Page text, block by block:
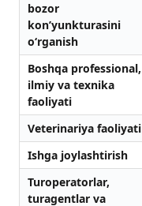
bozor
kon’yunkturasini
o‘rganish
Boshqa professional,
ilmiy va texnika
faoliyati
Veterinariya faoliyati
Ishga joylashtirish
Turoperatorlar,
turagentlar va